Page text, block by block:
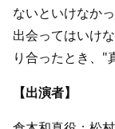
ないといけなか
出会ってはいけ
り合ったとき、"
【出演者】